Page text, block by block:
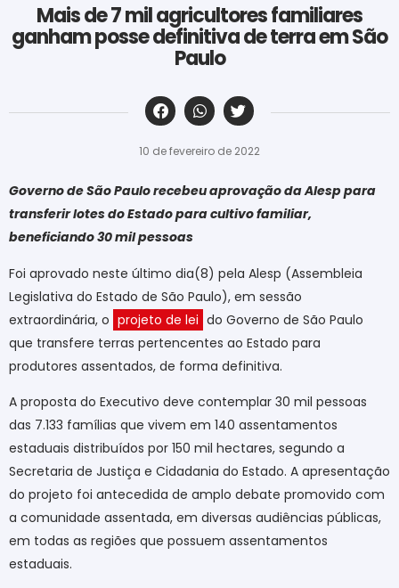
Mais de 7 mil agricultores familiares
ganham posse definitiva de terra em São
Paulo
‎ ‎ ‎ ‎ ‎ ‎ ‎ ‎ ‎ ‎ ‎ ‎ ‎ ‎ ‎ ‎ ‎ ‎ ‎ ‎ ‎ ‎ ‎ ‎ ‎ ‎ ‎ ‎ ‎ ‎ ‎
10 de fevereiro de 2022
Governo de São Paulo recebeu aprovação da Alesp para
transferir lotes do Estado para cultivo familiar,
beneficiando 30 mil pessoas
Foi aprovado neste último dia(8) pela Alesp (Assembleia
Legislativa do Estado de São Paulo), em sessão
extraordinária, o projeto de lei do Governo de São Paulo
que transfere terras pertencentes ao Estado para
produtores assentados, de forma definitiva.
A proposta do Executivo deve contemplar 30 mil pessoas
das 7.133 famílias que vivem em 140 assentamentos
estaduais distribuídos por 150 mil hectares, segundo a
Secretaria de Justiça e Cidadania do Estado. A apresentação
do projeto foi antecedida de amplo debate promovido com
a comunidade assentada, em diversas audiências públicas,
em todas as regiões que possuem assentamentos
estaduais.